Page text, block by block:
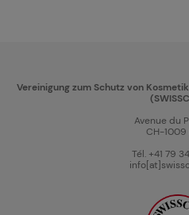
Vereinigung zum Schutz von
Avenue du
CH-1009
Tél. +41 79